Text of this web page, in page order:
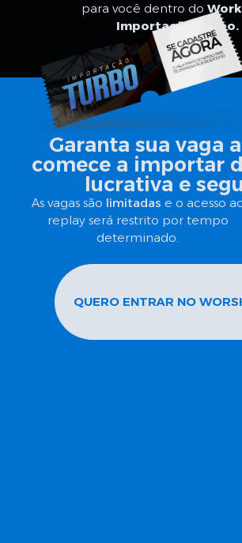
para você dentro do
Importação Turbo.
Garanta sua vaga
comece a importar
lucrativa e
As vagas são limitadas e o acesso
replay será restrito por tempo
determinado.
QUERO ENTRAR NO